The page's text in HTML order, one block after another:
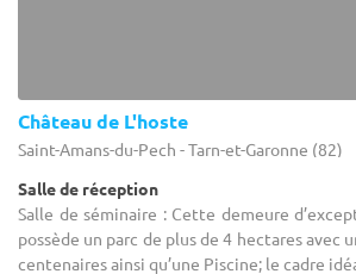
Château de L'hoste
Saint-Amans-du-Pech - Tarn-et-Garonne (82)
Salle de réception
Salle de séminaire : Cette demeure
possède un parc de plus de 4 hectares avec
centenaires ainsi qu’une Piscine; le cadre